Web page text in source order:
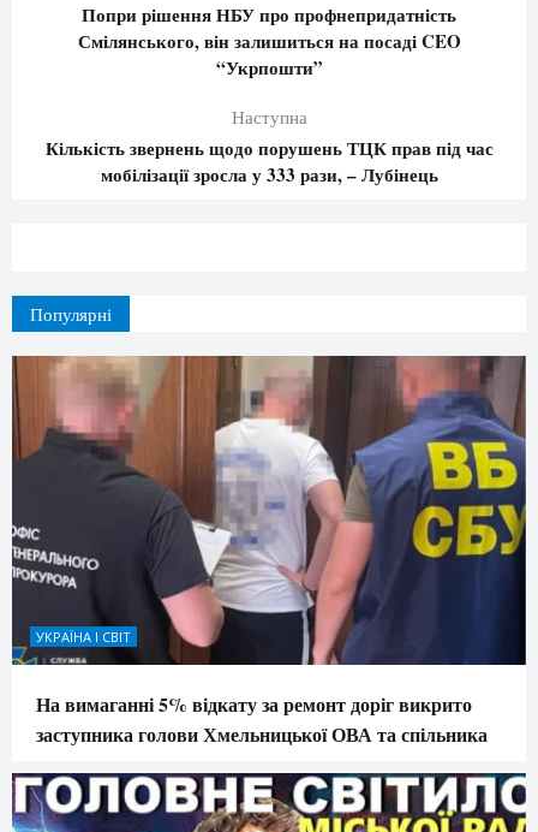
Попри рішення НБУ про профнепридатність
Смілянського, він залишиться на посаді CEO
“Укрпошти”
Наступна
Кількість звернень щодо порушень ТЦК прав під час
мобілізації зросла у 333 рази, – Лубінець
Популярні
УКРАЇНА І СВІТ
На вимаганні 5% відкату за ремонт доріг викрито
заступника голови Хмельницької ОВА та спільника